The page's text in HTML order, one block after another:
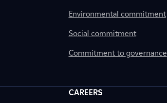
Environmental commitment
Social commitment
Commitment to governance
CAREERS